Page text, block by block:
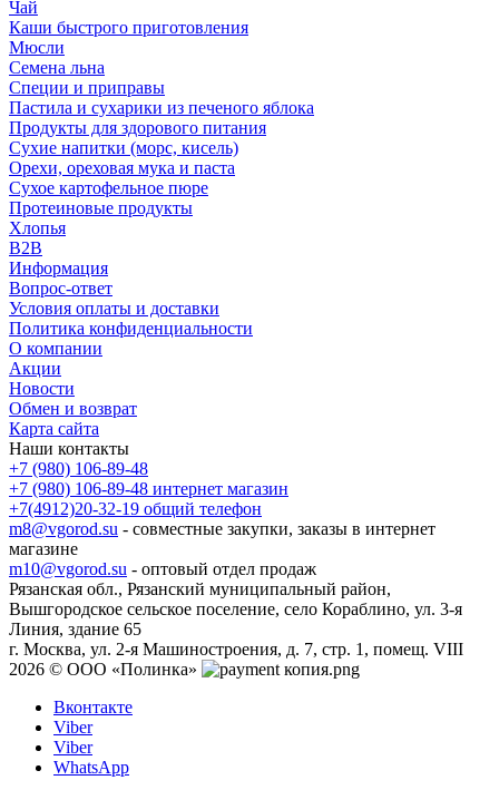
Чай
Каши быстрого приготовления
Мюсли
Семена льна
Специи и приправы
Пастила и сухарики из печеного яблока
Продукты для здорового питания
Сухие напитки (морс, кисель)
Орехи, ореховая мука и паста
Сухое картофельное пюре
Протеиновые продукты
Хлопья
B2B
Информация
Вопрос-ответ
Условия оплаты и доставки
Политика конфиденциальности
О компании
Акции
Новости
Обмен и возврат
Карта сайта
Наши контакты
+7 (980) 106-89-48
+7 (980) 106-89-48 интернет магазин
+7(4912)20-32-19 общий телефон
m8@vgorod.su - совместные закупки, заказы в интернет
магазине
m10@vgorod.su - оптовый отдел продаж
Рязанская обл., Рязанский муниципальный район,
Вышгородское сельское поселение, село Кораблино, ул. 3-я
Линия, здание 65
г. Москва, ул. 2-я Машиностроения, д. 7, стр. 1, помещ. VIII
2026 © ООО «Полинка»
Вконтакте
Viber
Viber
WhatsApp